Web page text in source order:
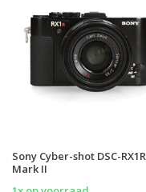
Sony Cyber-shot DSC-RX1R
Mark II